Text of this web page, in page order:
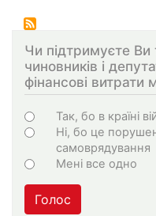
Чи підтримуєте Ви
чиновників і
фінансові витрати
Choices
Так, бо в країні
Ні, бо це
самоврядування
Мені все одно
Голос